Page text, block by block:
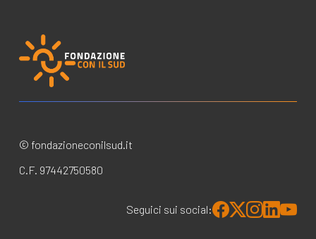
© fondazioneconilsud.it
C.F. 97442750580
Seguici sui social: